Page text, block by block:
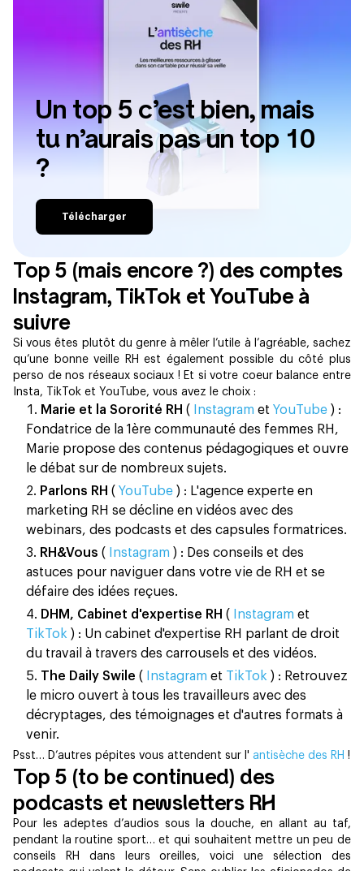
Un top 5 c’est bien, mais
tu n’aurais pas un top 10
?
Télécharger
Top 5 (mais encore ?) des comptes
Instagram, TikTok et YouTube à
suivre
Si vous êtes plutôt du genre à mêler l’utile à l’agréable, sachez
qu’une bonne veille RH est également possible du côté plus
perso de nos réseaux sociaux ! Et si votre coeur balance entre
Insta, TikTok et YouTube, vous avez le choix :
Marie et la Sororité RH ( Instagram et YouTube ) :
Fondatrice de la 1ère communauté des femmes RH,
Marie propose des contenus pédagogiques et ouvre
le débat sur de nombreux sujets.
Parlons RH ( YouTube ) : L'agence experte en
marketing RH se décline en vidéos avec des
webinars, des podcasts et des capsules formatrices.
RH&Vous ( Instagram ) : Des conseils et des
astuces pour naviguer dans votre vie de RH et se
défaire des idées reçues.
DHM, Cabinet d'expertise RH ( Instagram et
TikTok ) : Un cabinet d'expertise RH parlant de droit
du travail à travers des carrousels et des vidéos.
The Daily Swile ( Instagram et TikTok ) : Retrouvez
le micro ouvert à tous les travailleurs avec des
décryptages, des témoignages et d'autres formats à
venir.
Psst… D’autres pépites vous attendent sur l' antisèche des RH !
Top 5 (to be continued) des
podcasts et newsletters RH
Pour les adeptes d’audios sous la douche, en allant au taf,
pendant la routine sport… et qui souhaitent mettre un peu de
conseils RH dans leurs oreilles, voici une sélection des